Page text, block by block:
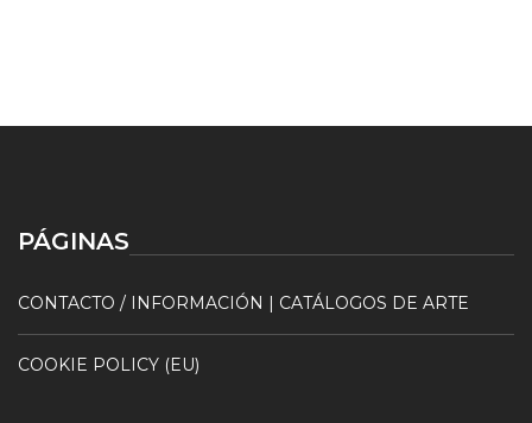
PÁGINAS
CONTACTO / INFORMACIÓN | CATÁLOGOS DE ARTE
COOKIE POLICY (EU)